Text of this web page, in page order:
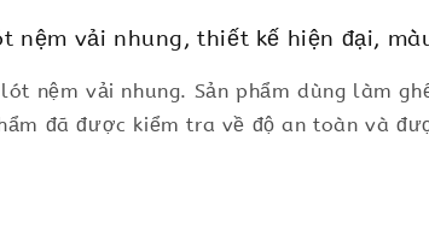
nệm vải nhung, thiết kế hiện đại,
nệm vải nhung. Sản phẩm dùng làm
đã được kiểm tra về độ an toàn và